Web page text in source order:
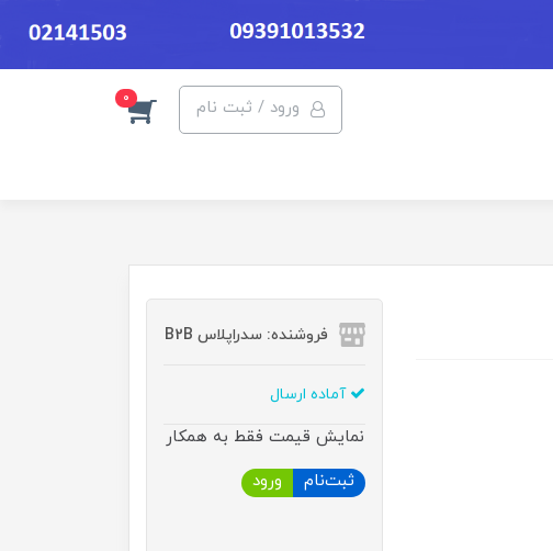
ورود / ثبت نام 0
فروشنده: سدراپلاس B2B
آماده ارسال
نمایش قیمت فقط به همکار
ثبت‌نام
ورود